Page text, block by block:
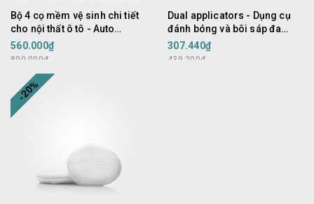
Bộ 4 cọ mềm vệ sinh chi tiết
cho nội thất ô tô - Auto
Finesse FeatherTip Detailing
Brushes
560.000₫
800.000₫
Dual applicators - Dụng cụ
đánh bóng và bôi sáp đa
năng
307.440₫
439.200₫
-20%